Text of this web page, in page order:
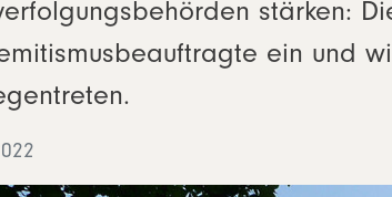
stärken:
ein und